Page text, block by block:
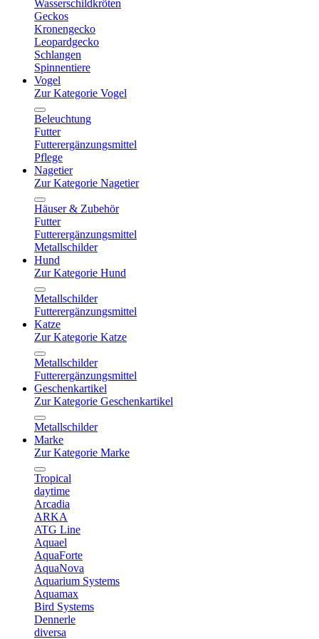
Wasserschildkröten
Geckos
Kronengecko
Leopardgecko
Schlangen
Spinnentiere
Vogel
Zur Kategorie Vogel
Beleuchtung
Futter
Futterergänzungsmittel
Pflege
Nagetier
Zur Kategorie Nagetier
Häuser & Zubehör
Futter
Futterergänzungsmittel
Metallschilder
Hund
Zur Kategorie Hund
Metallschilder
Futterergänzungsmittel
Katze
Zur Kategorie Katze
Metallschilder
Futterergänzungsmittel
Geschenkartikel
Zur Kategorie Geschenkartikel
Metallschilder
Marke
Zur Kategorie Marke
Tropical
daytime
Arcadia
ARKA
ATG Line
Aquael
AquaForte
AquaNova
Aquarium Systems
Aquamax
Bird Systems
Dennerle
diversa